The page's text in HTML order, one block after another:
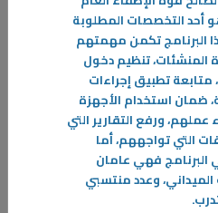
التخصصات المطلوبة
البرنامج تكمن مهمتهم
تنظيم دخول
متابعة تطبيق إجراءات
ضمان استخدام الأجهزة
عملهم، ورفع التقارير التي
التي تواجههم، أما
البرنامج فهي عامان
وعدد منتسبي